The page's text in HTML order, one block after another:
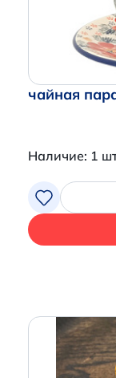
чайная
Наличие: 1